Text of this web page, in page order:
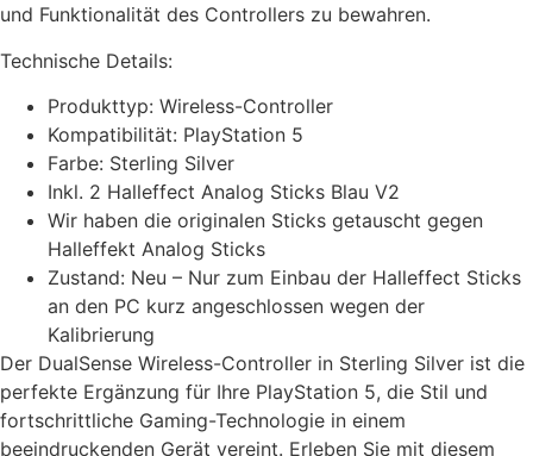
und Funktionalität des Controllers zu bewahren.
Technische Details:
Produkttyp: Wireless-Controller
Kompatibilität: PlayStation 5
Farbe: Sterling Silver
Inkl. 2 Halleffect Analog Sticks Blau V2
Wir haben die originalen Sticks getauscht gegen
Halleffekt Analog Sticks
Zustand: Neu – Nur zum Einbau der Halleffect Sticks
an den PC kurz angeschlossen wegen der
Kalibrierung
Der DualSense Wireless-Controller in Sterling Silver ist die
perfekte Ergänzung für Ihre PlayStation 5, die Stil und
fortschrittliche Gaming-Technologie in einem
beeindruckenden Gerät vereint. Erleben Sie mit diesem